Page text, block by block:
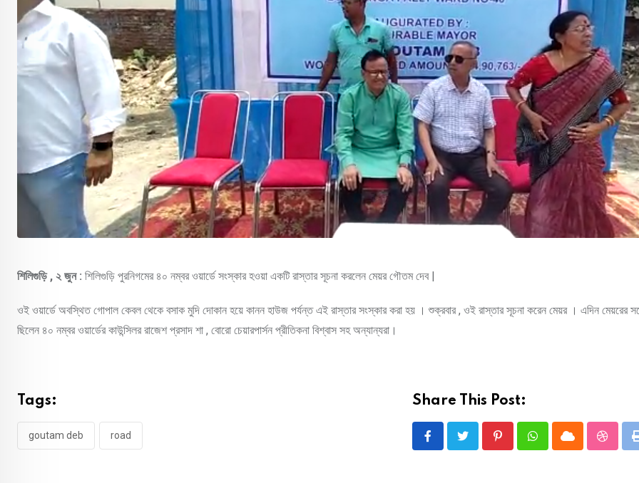
শিলিগুড়ি , ২ জুন : শিলিগুড়ি পুরনিগমের ৪০ নম্বর ওয়ার্ডে সংস্কার হওয়া একটি রাস্তার সূচনা করলেন মেয়র গৌতম দেব |
ওই ওয়ার্ডে অবস্থিত গোপাল কেবল থেকে বসাক মুদি দোকান হয়ে কানন হাউজ পর্যন্ত এই রাস্তার সংস্কার করা হয় । শুক্রবার , ওই রাস্তার সূচনা করেন মেয়র । এদিন মেয়রের
ছিলেন ৪০ নম্বর ওয়ার্ডের কাউন্সিলর রাজেশ প্রসাদ শা , বোরো চেয়ারপার্সন প্রীতিকনা বিশ্বাস সহ অন্যান্যরা।
Tags:
goutam deb road
Share This Post:
PinterestWhatsappCloud